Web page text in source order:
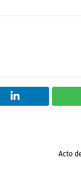
Acto